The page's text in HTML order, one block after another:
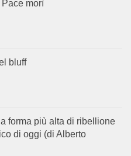
Pace morì
bluff
forma più alta di ribellione
di oggi (di Alberto